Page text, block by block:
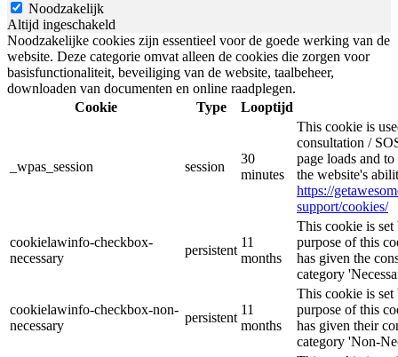
Noodzakelijk
Altijd ingeschakeld
Noodzakelijke cookies zijn essentieel voor de goede werking van de
website. Deze categorie omvat alleen de cookies die zorgen voor
basisfunctionaliteit, beveiliging van de website, taalbeheer,
downloaden van documenten en online raadplegen.
Cookie
Type Looptijd
_wpas_session session
30
minutes
This cookie is
consultation /
page loads and
the website's
https://
support/cookies/
cookielawinfo-checkbox-
necessary
persistent
11
months
This cookie is
purpose of this
has given the
category
cookielawinfo-checkbox-non-
necessary
persistent
11
months
This cookie is
purpose of this
has given their
category 'Non-